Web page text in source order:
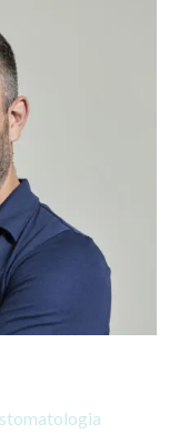
stomatologia